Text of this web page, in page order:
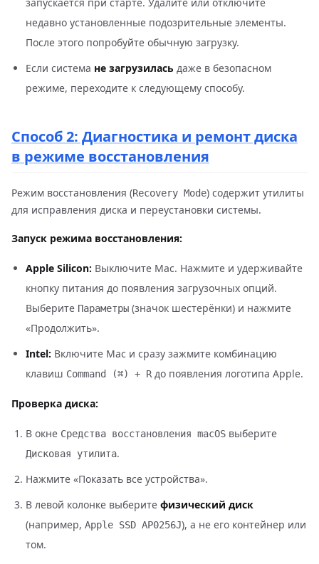
недавно установленные подозрительные элементы.
После этого попробуйте обычную загрузку.
Если система не загрузилась даже в безопасном
режиме, переходите к следующему способу.
Способ 2: Диагностика и ремонт диска
в режиме восстановления
Режим восстановления (Recovery Mode) содержит утилиты
для исправления диска и переустановки системы.
Запуск режима восстановления:
Apple Silicon: Выключите Mac. Нажмите и удерживайте
кнопку питания до появления загрузочных опций.
Выберите Параметры (значок шестерёнки) и нажмите
«Продолжить».
Intel: Включите Mac и сразу зажмите комбинацию
клавиш Command (⌘) + Rдо появления логотипа Apple.
Проверка диска:
В окне Средства восстановления macOS выберите
Дисковая утилита.
Нажмите «Показать все устройства».
В левой колонке выберите физический диск
(например, Apple SSD AP0256J), а не его контейнер или
том.